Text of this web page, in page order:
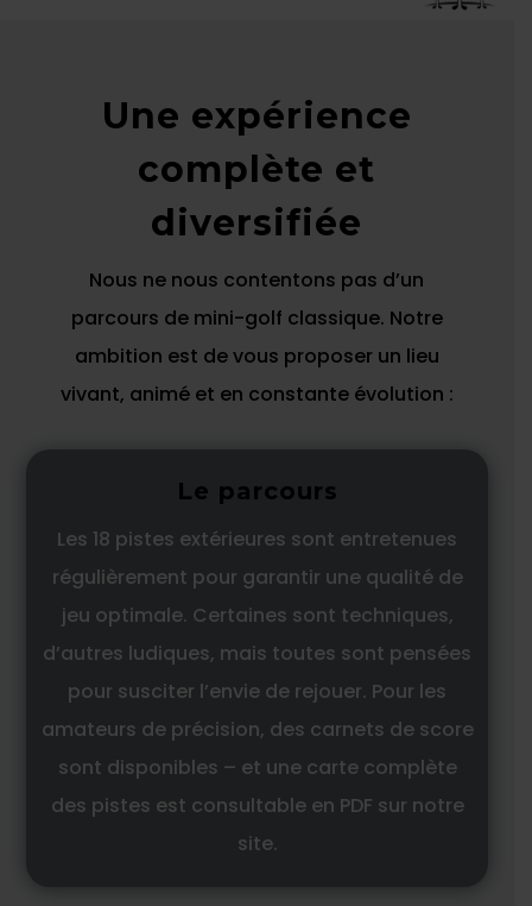
Une expérience
complète et
diversifiée
Nous ne nous contentons pas d’un
parcours de mini-golf classique. Notre
ambition est de vous proposer un lieu
vivant, animé et en constante évolution :
Le parcours
Les 18 pistes extérieures sont entretenues
régulièrement pour garantir une qualité de
jeu optimale. Certaines sont techniques,
d’autres ludiques, mais toutes sont pensées
pour susciter l’envie de rejouer. Pour les
amateurs de précision, des carnets de score
sont disponibles – et une carte complète
des pistes est consultable en PDF sur notre
site.